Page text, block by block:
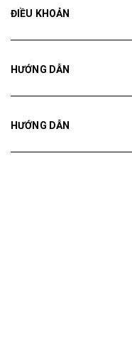
ĐIỀU KHOẢN
HƯỚNG DẪN
HƯỚNG DẪN